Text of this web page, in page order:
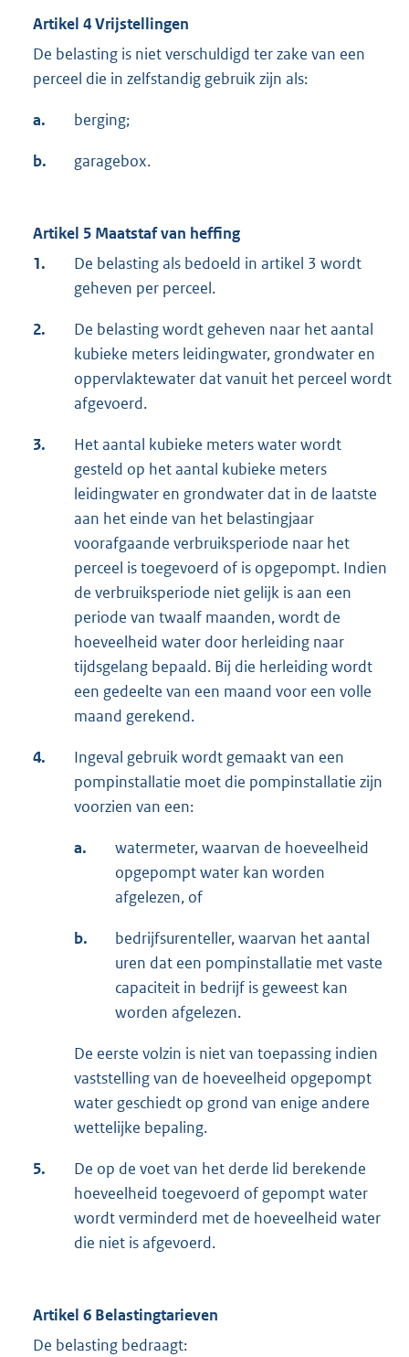
Artikel 4 Vrijstellingen
De belasting is niet verschuldigd ter zake van een
perceel die in zelfstandig gebruik zijn als:
a. berging;
b. garagebox.
Artikel 5 Maatstaf van heffing
1.
De belasting als bedoeld in artikel 3 wordt
geheven per perceel.
2.
De belasting wordt geheven naar het aantal
kubieke meters leidingwater, grondwater en
oppervlaktewater dat vanuit het perceel wordt
afgevoerd.
3.
Het aantal kubieke meters water wordt
gesteld op het aantal kubieke meters
leidingwater en grondwater dat in de laatste
aan het einde van het belastingjaar
voorafgaande verbruiksperiode naar het
perceel is toegevoerd of is opgepompt. Indien
de verbruiksperiode niet gelijk is aan een
periode van twaalf maanden, wordt de
hoeveelheid water door herleiding naar
tijdsgelang bepaald. Bij die herleiding wordt
een gedeelte van een maand voor een volle
maand gerekend.
4.
Ingeval gebruik wordt gemaakt van een
pompinstallatie moet die pompinstallatie zijn
voorzien van een:
a.
watermeter, waarvan de hoeveelheid
opgepompt water kan worden
afgelezen, of
b.
bedrijfsurenteller, waarvan het aantal
uren dat een pompinstallatie met vaste
capaciteit in bedrijf is geweest kan
worden afgelezen.
De eerste volzin is niet van toepassing indien
vaststelling van de hoeveelheid opgepompt
water geschiedt op grond van enige andere
wettelijke bepaling.
5.
De op de voet van het derde lid berekende
hoeveelheid toegevoerd of gepompt water
wordt verminderd met de hoeveelheid water
die niet is afgevoerd.
Artikel 6 Belastingtarieven
De belasting bedraagt: